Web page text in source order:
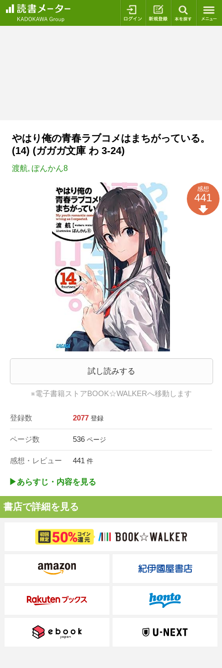
ログイン 新規登録
やはり俺の青春ラブコメはまちがっている。
(14) (ガガガ文庫 わ 3-24)
渡航, ぽんかん8
試し読みする
※電子書籍ストアBOOK☆WALKERへ移動します
登録数 2077 登録
ページ数 536 ページ
感想・レビュー 441 件
感想
441
▶︎あらすじ・内容を見る
書店で詳細を見る